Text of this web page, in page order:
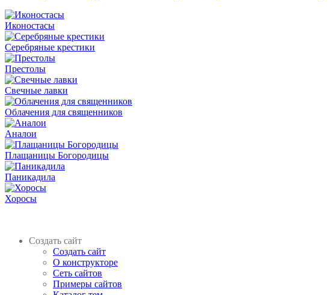
Иконостасы
Серебряные крестики
Престолы
Свечные лавки
Облачения для священников
Аналои
Плащаницы Богородицы
Паникадила
Хоросы
Создать сайт
Создать сайт
О конструкторе
Сеть сайтов
Примеры сайтов